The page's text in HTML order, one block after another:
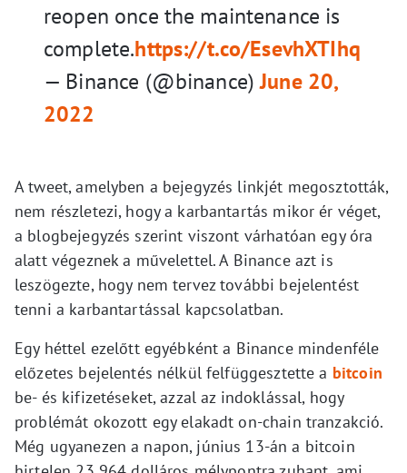
reopen once the maintenance is
complete.https://t.co/EsevhXTIhq
— Binance (@binance)June 20,
2022
A tweet, amelyben a bejegyzés linkjét megosztották,
nem részletezi, hogy a karbantartás mikor ér véget,
a blogbejegyzés szerint viszont várhatóan egy óra
alatt végeznek a művelettel. A Binance azt is
leszögezte, hogy nem tervez további bejelentést
tenni a karbantartással kapcsolatban.
Egy héttel ezelőtt egyébként a Binance mindenféle
előzetes bejelentés nélkül felfüggesztette a bitcoin
be- és kifizetéseket, azzal az indoklással, hogy
problémát okozott egy elakadt on-chain tranzakció.
Még ugyanezen a napon, június 13-án a bitcoin